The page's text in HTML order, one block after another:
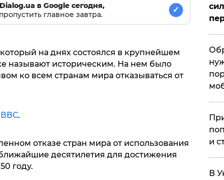
в Google сегодня,
главное завтра.
✓
на днях состоялся в крупнейшем
называют историческим. На нем было
ко всем странам мира отказываться от
ВВС.
отказе стран мира от использования
десятилетия для достижения
году.
и
В